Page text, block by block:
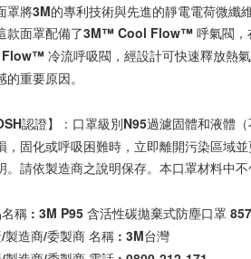
罩將3M的專利技術與先進的靜電電荷微纖
款面罩配備了3M™ Cool Flow™ 呼氣閥，
冷流呼吸閥，經設計可快速釋放熱
的重要原因。
認證】：口罩級別N95過濾固體和液體
，固化或呼吸困難時，立即離開污染區域
。請依製造商之說明保存。本口罩材料中不
稱 : 3M P95 含活性碳拋棄式防塵口罩
製造商/委製商 名稱 : 3M台灣